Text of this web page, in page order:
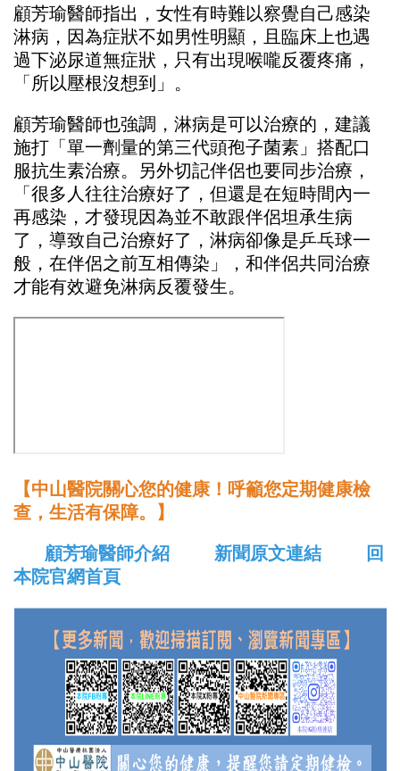
顧芳瑜醫師指出，女性有時難以察覺自己感染
淋病，因為症狀不如男性明顯，且臨床上也遇
過下泌尿道無症狀，只有出現喉嚨反覆疼痛，
「所以壓根沒想到」。
顧芳瑜醫師也強調，淋病是可以治療的，建議
施打「單一劑量的第三代頭孢子菌素」搭配口
服抗生素治療。另外切記伴侶也要同步治療，
「很多人往往治療好了，但還是在短時間內一
再感染，才發現因為並不敢跟伴侶坦承生病
了，導致自己治療好了，淋病卻像是乒乓球一
般，在伴侶之前互相傳染」，和伴侶共同治療
才能有效避免淋病反覆發生。
【中山醫院關心您的健康！呼籲您定期健康檢
查，生活有保障。】
顧芳瑜醫師介紹
新聞原文連結
回
本院官網首頁